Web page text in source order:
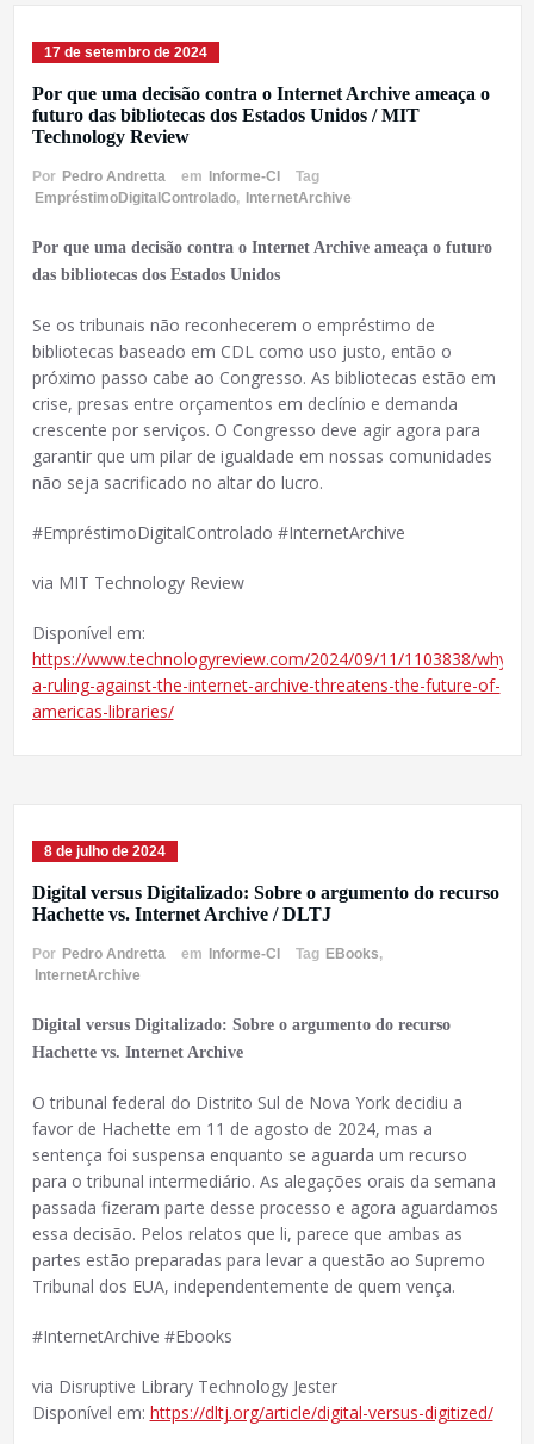
17 de setembro de 2024
Por que uma decisão contra o Internet Archive ameaça o
futuro das bibliotecas dos Estados Unidos / MIT
Technology Review
Por Pedro Andretta em Informe-CI
Tag
EmpréstimoDigitalControlado, InternetArchive
Por que uma decisão contra o Internet Archive ameaça o futuro
das bibliotecas dos Estados Unidos
Se os tribunais não reconhecerem o empréstimo de
bibliotecas baseado em CDL como uso justo, então o
próximo passo cabe ao Congresso. As bibliotecas estão em
crise, presas entre orçamentos em declínio e demanda
crescente por serviços. O Congresso deve agir agora para
garantir que um pilar de igualdade em nossas comunidades
não seja sacrificado no altar do lucro.
#EmpréstimoDigitalControlado #InternetArchive
via MIT Technology Review
Disponível em:
https://www.technologyreview.com/2024/09/11/1103838/why-
a-ruling-against-the-internet-archive-threatens-the-future-of-
americas-libraries/
8 de julho de 2024
Digital versus Digitalizado: Sobre o argumento do recurso
Hachette vs. Internet Archive / DLTJ
Por Pedro Andretta em Informe-CI Tag EBooks,
InternetArchive
Digital versus Digitalizado: Sobre o argumento do recurso
Hachette vs. Internet Archive
O tribunal federal do Distrito Sul de Nova York decidiu a
favor de Hachette em 11 de agosto de 2024, mas a
sentença foi suspensa enquanto se aguarda um recurso
para o tribunal intermediário. As alegações orais da semana
passada fizeram parte desse processo e agora aguardamos
essa decisão. Pelos relatos que li, parece que ambas as
partes estão preparadas para levar a questão ao Supremo
Tribunal dos EUA, independentemente de quem vença.
#InternetArchive #Ebooks
via Disruptive Library Technology Jester
Disponível em: https://dltj.org/article/digital-versus-digitized/